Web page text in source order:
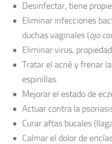
Desinfectar, tiene
Eliminar infecciones
duchas vaginales (ojo
Eliminar virus,
Tratar el acné y frenar
espinillas.
Mejorar el estado de
Actuar contra la
Curar aftas bucales
Calmar el dolor de